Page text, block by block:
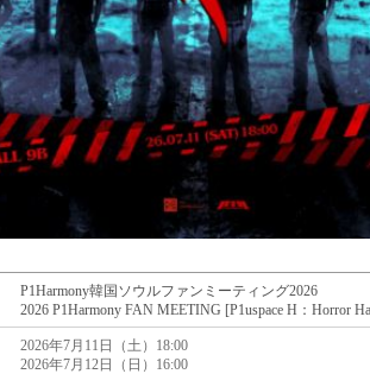
P1Harmony韓国ソウルファンミーティング2026
2026 P1Harmony FAN MEETING [P1uspace H：Horror
2026年7月11日（土）18:00
2026年7月12日（日）16:00